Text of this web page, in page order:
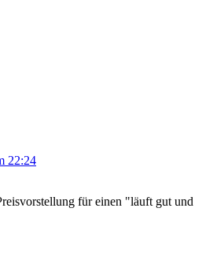
22:24
für einen "läuft gut und